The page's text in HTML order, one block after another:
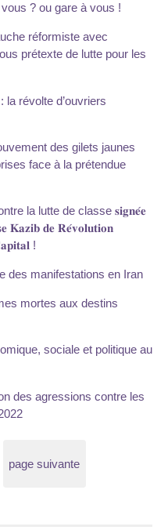
? ou gare à vous !
réformiste avec
prétexte de lutte pour les
la révolte d’ouvriers
des gilets jaunes
face à la prétendue
la lutte de classe 𝐬𝐢𝐠𝐧𝐞́𝐞
𝐊𝐚𝐳𝐢𝐛 𝐝𝐞 𝐑𝐞́𝐯𝐨𝐥𝐮𝐭𝐢𝐨𝐧
!
des manifestations en Iran
mortes aux destins
sociale et politique au
des agressions contre les
page suivante